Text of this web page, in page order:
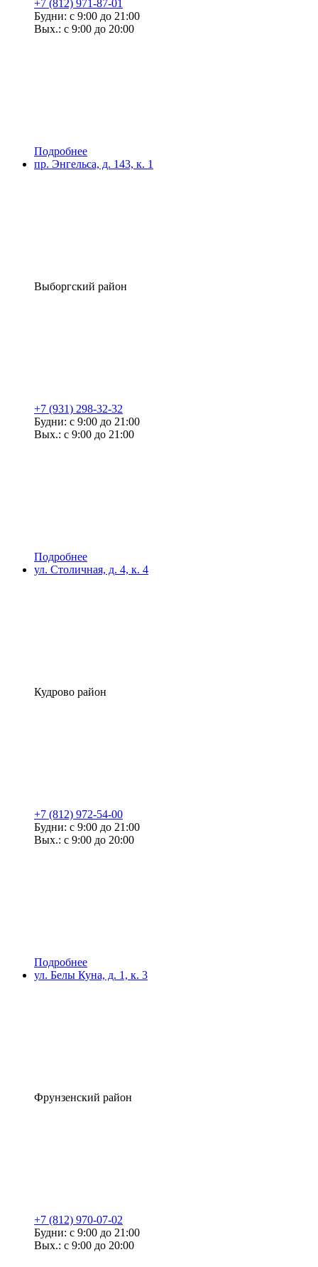
+7 (812) 971-87-01
Будни: с 9:00 до 21:00
Вых.: с 9:00 до 20:00
Подробнее
пр. Энгельса, д. 143, к. 1
Выборгский район
+7 (931) 298-32-32
Будни: с 9:00 до 21:00
Вых.: с 9:00 до 21:00
Подробнее
ул. Столичная, д. 4, к. 4
Кудрово район
+7 (812) 972-54-00
Будни: с 9:00 до 21:00
Вых.: с 9:00 до 20:00
Подробнее
ул. Белы Куна, д. 1, к. 3
Фрунзенский район
+7 (812) 970-07-02
Будни: с 9:00 до 21:00
Вых.: с 9:00 до 20:00